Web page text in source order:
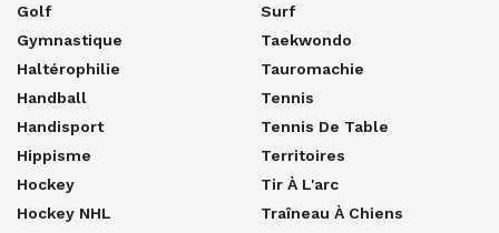
Golf
Gymnastique
Haltérophilie
Handball
Handisport
Hippisme
Hockey
Hockey NHL
Surf
Taekwondo
Tauromachie
Tennis
Tennis De Table
Territoires
Tir À L'arc
Traîneau À Chiens